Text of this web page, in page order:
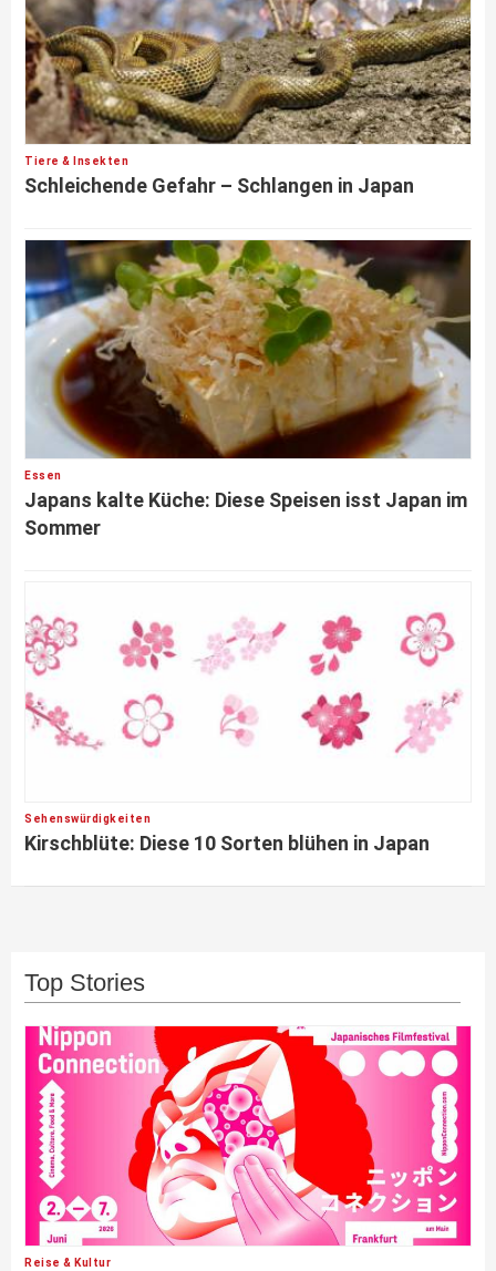
Tiere & Insekten
Schleichende Gefahr – Schlangen in Japan
Essen
Japans kalte Küche: Diese Speisen isst Japan im
Sommer
Sehenswürdigkeiten
Kirschblüte: Diese 10 Sorten blühen in Japan
Top Stories
Reise & Kultur